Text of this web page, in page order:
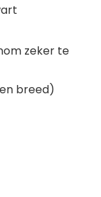
zeker te
breed)